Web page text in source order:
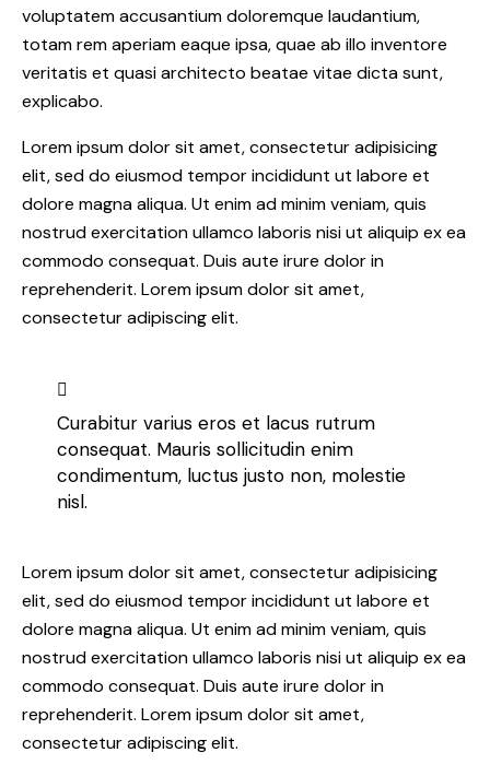
voluptatem accusantium doloremque laudantium,
totam rem aperiam eaque ipsa, quae ab illo inventore
veritatis et quasi architecto beatae vitae dicta sunt,
explicabo.
Lorem ipsum dolor sit amet, consectetur adipisicing
elit, sed do eiusmod tempor incididunt ut labore et
dolore magna aliqua. Ut enim ad minim veniam, quis
nostrud exercitation ullamco laboris nisi ut aliquip ex ea
commodo consequat. Duis aute irure dolor in
reprehenderit. Lorem ipsum dolor sit amet,
consectetur adipiscing elit.
Curabitur varius eros et lacus rutrum
consequat. Mauris sollicitudin enim
condimentum, luctus justo non, molestie
nisl.
Lorem ipsum dolor sit amet, consectetur adipisicing
elit, sed do eiusmod tempor incididunt ut labore et
dolore magna aliqua. Ut enim ad minim veniam, quis
nostrud exercitation ullamco laboris nisi ut aliquip ex ea
commodo consequat. Duis aute irure dolor in
reprehenderit. Lorem ipsum dolor sit amet,
consectetur adipiscing elit.